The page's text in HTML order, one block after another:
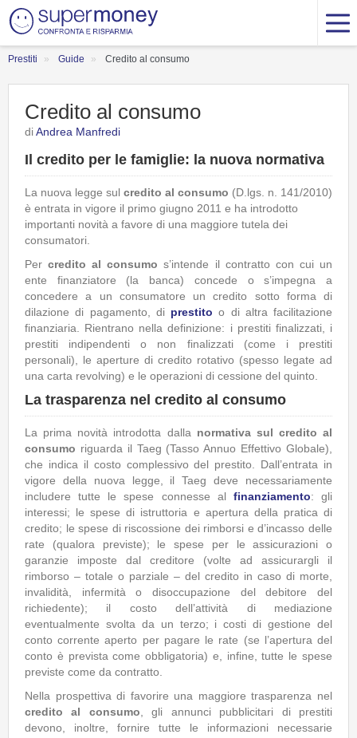
Prestiti Guide Credito al consumo
Credito al consumo
diAndrea Manfredi
Il credito per le famiglie: la nuova normativa
La nuova legge sul credito al consumo (D.lgs. n. 141/2010)
è entrata in vigore il primo giugno 2011 e ha introdotto
importanti novità a favore di una maggiore tutela dei
consumatori.
Percredito al consumo s’intende il contratto con cui un
ente finanziatore (la banca) concede o s’impegna a
concedere a un consumatore un credito sotto forma di
dilazione di pagamento, di prestito o di altra facilitazione
finanziaria. Rientrano nella definizione: i prestiti finalizzati, i
prestiti indipendenti o non finalizzati (come i prestiti
personali), le aperture di credito rotativo (spesso legate ad
una carta revolving) e le operazioni di cessione del quinto.
La trasparenza nel credito al consumo
La prima novità introdotta dalla normativa sul credito al
consumo riguarda il Taeg (Tasso Annuo Effettivo Globale),
che indica il costo complessivo del prestito. Dall’entrata in
vigore della nuova legge, il Taeg deve necessariamente
includere tutte le spese connesse al finanziamento: gli
interessi; le spese di istruttoria e apertura della pratica di
credito; le spese di riscossione dei rimborsi e d’incasso delle
rate (qualora previste); le spese per le assicurazioni o
garanzie imposte dal creditore (volte ad assicurargli il
rimborso – totale o parziale – del credito in caso di morte,
invalidità, infermità o disoccupazione del debitore del
richiedente); il costo dell’attività di mediazione
eventualmente svolta da un terzo; i costi di gestione del
conto corrente aperto per pagare le rate (se l’apertura del
conto è prevista come obbligatoria) e, infine, tutte le spese
previste come da contratto.
Nella prospettiva di favorire una maggiore trasparenza nel
credito al consumo , gli annunci pubblicitari di prestiti
devono, inoltre, fornire tutte le informazioni necessarie